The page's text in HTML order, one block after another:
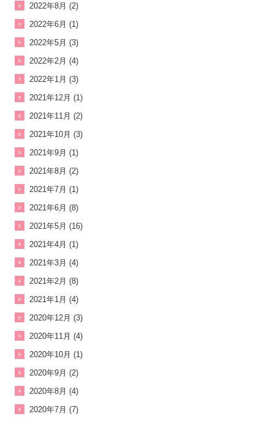
2022年8月 (2)
2022年6月 (1)
2022年5月 (3)
2022年2月 (4)
2022年1月 (3)
2021年12月 (1)
2021年11月 (2)
2021年10月 (3)
2021年9月 (1)
2021年8月 (2)
2021年7月 (1)
2021年6月 (8)
2021年5月 (16)
2021年4月 (1)
2021年3月 (4)
2021年2月 (8)
2021年1月 (4)
2020年12月 (3)
2020年11月 (4)
2020年10月 (1)
2020年9月 (2)
2020年8月 (4)
2020年7月 (7)